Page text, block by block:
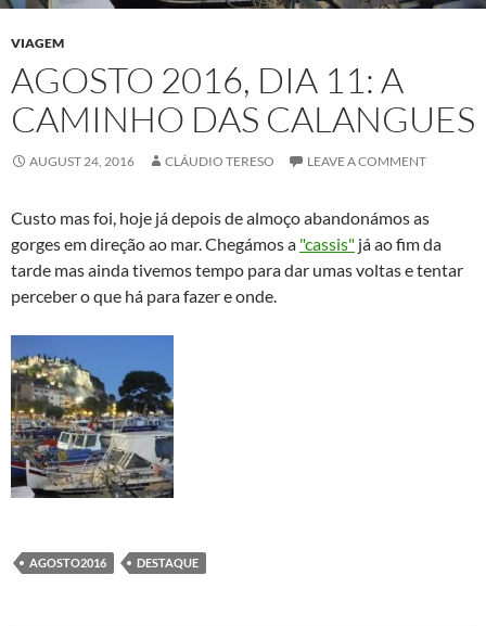
VIAGEM
AGOSTO 2016, DIA 11: A
CAMINHO DAS CALANGUES
AUGUST 24, 2016 CLÁUDIO TERESO LEAVE A COMMENT
Custo mas foi, hoje já depois de almoço abandonámos as
gorges em direção ao mar. Chegámos a "cassis" já ao fim da
tarde mas ainda tivemos tempo para dar umas voltas e tentar
perceber o que há para fazer e onde.
AGOSTO2016 DESTAQUE